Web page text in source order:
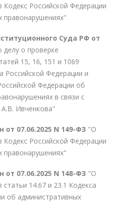
Кодекс Российской Федерации
правонарушениях"
Суда РФ от
делу о проверке
15, 16, 151 и 1069
Российской Федерации и
Федерации об
в связи с
Ивченкова"
07.06.2025 N 149-ФЗ "О
Кодекс Российской Федерации
правонарушениях"
07.06.2025 N 148-ФЗ "О
статьи 14.67 и 23.1 Кодекса
об административных